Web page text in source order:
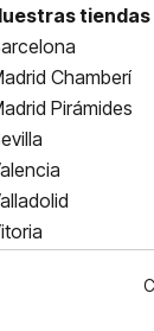
tiendas
Chamberí
Pirámides